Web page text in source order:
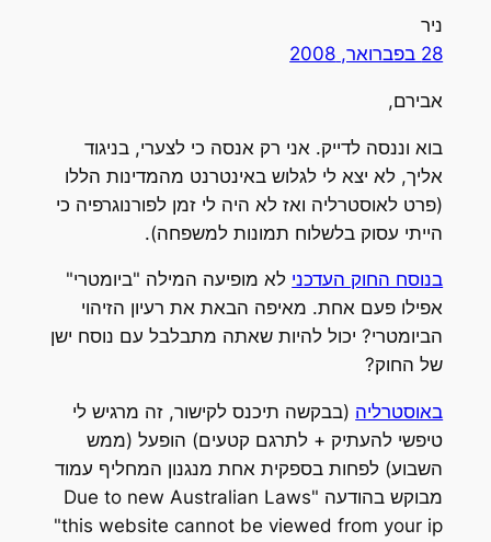
ניר
28 בפברואר, 2008
אבירם,
בוא וננסה לדייק. אני רק אנסה כי לצערי, בניגוד
אליך, לא יצא לי לגלוש באינטרנט מהמדינות הללו
(פרט לאוסטרליה ואז לא היה לי זמן לפורנוגרפיה כי
הייתי עסוק בלשלוח תמונות למשפחה).
בנוסח החוק העדכני לא מופיעה המילה "ביומטרי"
אפילו פעם אחת. מאיפה הבאת את רעיון הזיהוי
הביומטרי? יכול להיות שאתה מתבלבל עם נוסח ישן
של החוק?
באוסטרליה (בבקשה תיכנס לקישור, זה מרגיש לי
טיפשי להעתיק + לתרגם קטעים) הופעל (ממש
השבוע) לפחות בספקית אחת מנגנון המחליף עמוד
מבוקש בהודעה "Due to new Australian Laws
this website cannot be viewed from your ip"